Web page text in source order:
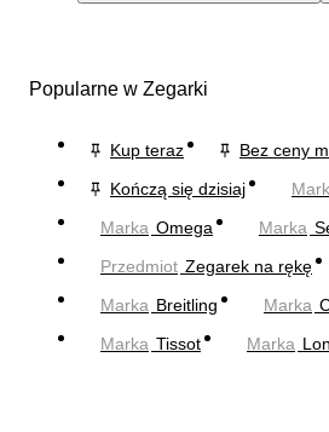
Popularne w Zegarki
Kup teraz
Bez ceny
Kończą się dzisiaj
Marka Omega Marka
Przedmiot Zegarek na rękę
Marka Breitling Marka
Marka Tissot Marka